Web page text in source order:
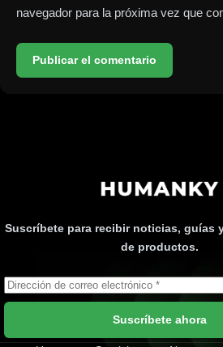
navegador para la próxima vez que
Publicar el comentario
Suscríbete para recibir noticias, guías
de productos.
Suscríbete ahora